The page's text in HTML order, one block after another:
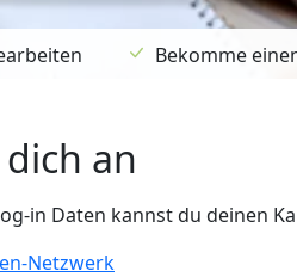
Bekomme
an
in Daten kannst du deinen
Netzwerk